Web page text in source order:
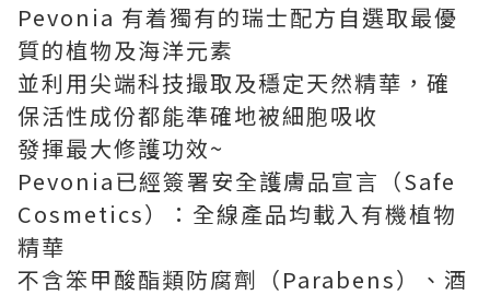
Pevonia 有着獨有的瑞士配方自選取最優
質的植物及海洋元素
並利用尖端科技撮取及穩定天然精華，確
保活性成份都能準確地被細胞吸收
發揮最大修護功效~
Pevonia已經簽署安全護膚品宣言（Safe
Cosmetics）：全線產品均載入有機植物
精華
不含笨甲酸酯類防腐劑（Parabens）、酒